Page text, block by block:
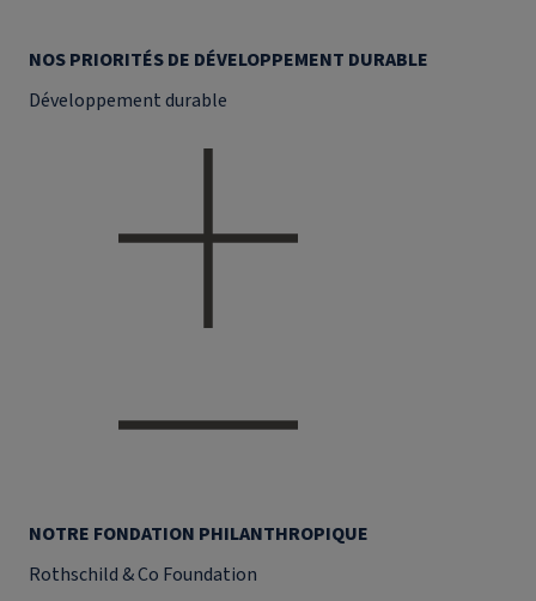
NOS PRIORITÉS DE DÉVELOPPEMENT DURABLE
Développement durable
NOTRE FONDATION PHILANTHROPIQUE
Rothschild & Co Foundation